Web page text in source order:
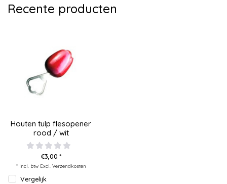
Recente producten
Houten tulp flesopener
rood / wit
€3,00 *
* Incl. btw Excl. Verzendkosten
Vergelijk